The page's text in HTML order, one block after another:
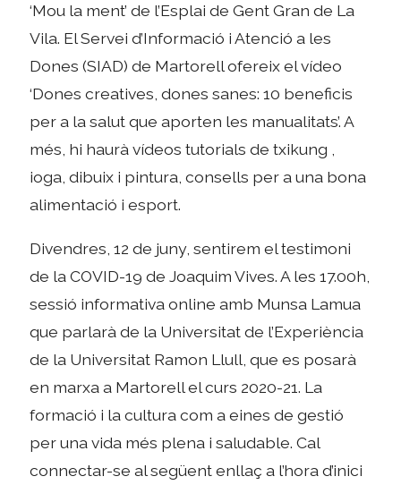
‘Mou la ment’ de l’Esplai de Gent Gran de La
Vila. El Servei d’Informació i Atenció a les
Dones (SIAD) de Martorell ofereix el vídeo
‘Dones creatives, dones sanes: 10 beneficis
per a la salut que aporten les manualitats’. A
més, hi haurà vídeos tutorials de txi­kung ,
ioga, dibuix i pintura, consells per a una bona
alimentació i esport.
Divendres, 12 de juny, sentirem el testimoni
de la COVID-19 de Joaquim Vives. A les 17.00h,
sessió informativa online amb Munsa Lamua
que parlarà de la Universitat de l’Experiència
de la Universitat Ramon Llull, que es posarà
en marxa a Martorell el curs 2020-21. La
formació i la cultura com a eines de gestió
per una vida més plena i saludable. Cal
connectar-se al següent enllaç a l’hora d’inici